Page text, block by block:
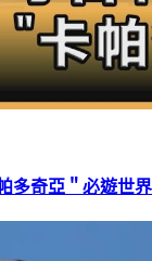
多奇亞＂必遊世